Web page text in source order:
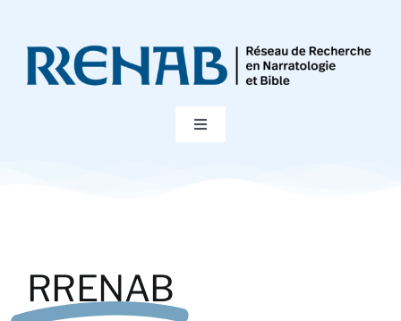
contenu
Toggle
Publications
RRENAB